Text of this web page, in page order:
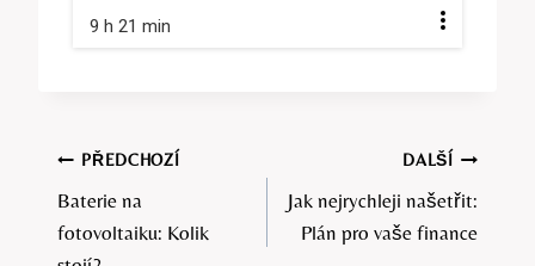
9 h 21 min
Navigace
pro
PŘEDCHOZÍ
Baterie na
fotovoltaiku: Kolik
DALŠÍ
Jak nejrychleji našetřit:
Plán pro vaše finance